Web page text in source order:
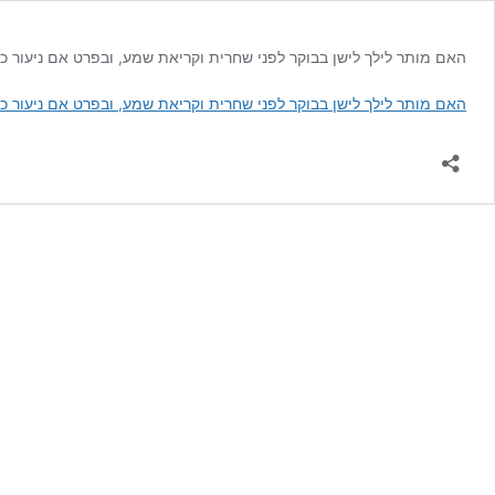
האם מותר לילך לישן בבוקר לפני שחרית וקריאת שמע, ובפרט אם ניעור
האם מותר לילך לישן בבוקר לפני שחרית וקריאת שמע, ובפרט אם ניעור